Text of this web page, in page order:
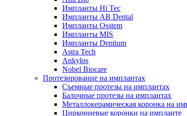
Импланты Hi Tec
Импланты AB Dental
Импланты Osstem
Импланты MIS
Импланты Dentium
Astra Tech
Ankylos
Nobel Biocare
Протезирование на имплантах
Съемные протезы на имплантах
Балочные протезы на имплантах
Металлокерамическая коронка на
Циркониевые коронки на импланте